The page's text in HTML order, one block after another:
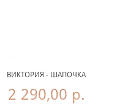
ВИКТОРИЯ - ШАПОЧКА
2 290,00 р.